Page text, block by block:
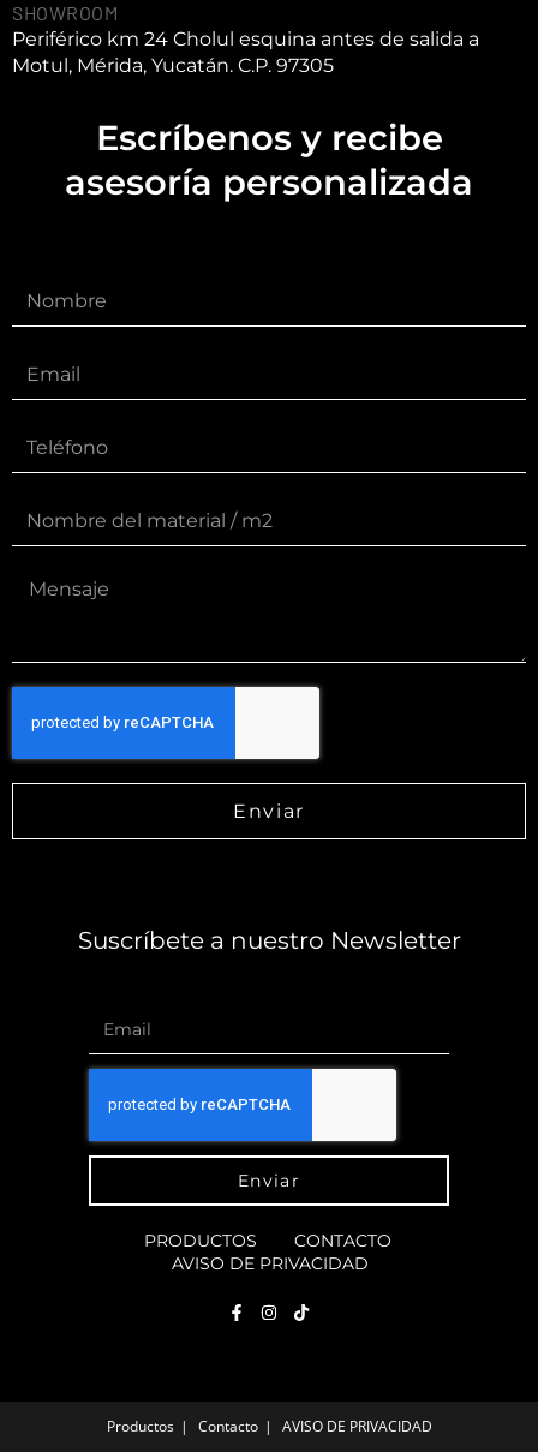
SHOWROOM
Periférico km 24 Cholul esquina antes de salida a
Motul, Mérida, Yucatán. C.P. 97305
Escríbenos y recibe
asesoría personalizada
Enviar
Suscríbete a nuestro Newsletter
Enviar
PRODUCTOS
CONTACTO
AVISO DE PRIVACIDAD
Productos Contacto AVISO DE PRIVACIDAD